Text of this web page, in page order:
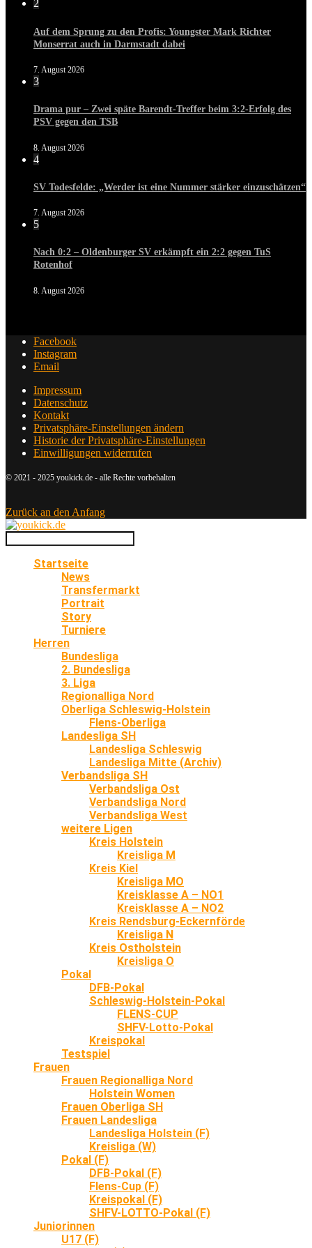
2
Auf dem Sprung zu den Profis: Youngster Mark Richter
Monserrat auch in Darmstadt dabei
7. August 2026
3
Drama pur – Zwei späte Barendt-Treffer beim 3:2-Erfolg des
PSV gegen den TSB
8. August 2026
4
SV Todesfelde: „Werder ist eine Nummer stärker einzuschätzen“
7. August 2026
5
Nach 0:2 – Oldenburger SV erkämpft ein 2:2 gegen TuS
Rotenhof
8. August 2026
Facebook
Instagram
Email
Impressum
Datenschutz
Kontakt
Privatsphäre-Einstellungen ändern
Historie der Privatsphäre-Einstellungen
Einwilligungen widerrufen
© 2021 - 2025 youkick.de - alle Rechte vorbehalten
Zurück an den Anfang
Startseite
News
Transfermarkt
Portrait
Story
Turniere
Herren
Bundesliga
2. Bundesliga
3. Liga
Regionalliga Nord
Oberliga Schleswig-Holstein
Flens-Oberliga
Landesliga SH
Landesliga Schleswig
Landesliga Mitte (Archiv)
Verbandsliga SH
Verbandsliga Ost
Verbandsliga Nord
Verbandsliga West
weitere Ligen
Kreis Holstein
Kreisliga M
Kreis Kiel
Kreisliga MO
Kreisklasse A – NO1
Kreisklasse A – NO2
Kreis Rendsburg-Eckernförde
Kreisliga N
Kreis Ostholstein
Kreisliga O
Pokal
DFB-Pokal
Schleswig-Holstein-Pokal
FLENS-CUP
SHFV-Lotto-Pokal
Kreispokal
Testspiel
Frauen
Frauen Regionalliga Nord
Holstein Women
Frauen Oberliga SH
Frauen Landesliga
Landesliga Holstein (F)
Kreisliga (W)
Pokal (F)
DFB-Pokal (F)
Flens-Cup (F)
Kreispokal (F)
SHFV-LOTTO-Pokal (F)
Juniorinnen
U17 (F)